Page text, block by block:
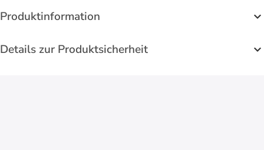
Produktinformation
Details zur Produktsicherheit